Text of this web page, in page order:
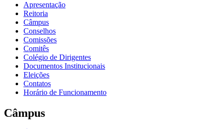
Apresentação
Reitoria
Câmpus
Conselhos
Comissões
Comitês
Colégio de Dirigentes
Documentos Institucionais
Eleições
Contatos
Horário de Funcionamento
Câmpus